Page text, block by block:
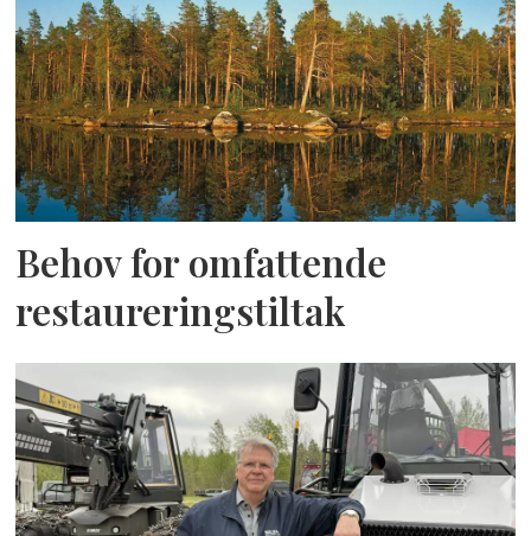
Behov for omfattende
restaureringstiltak